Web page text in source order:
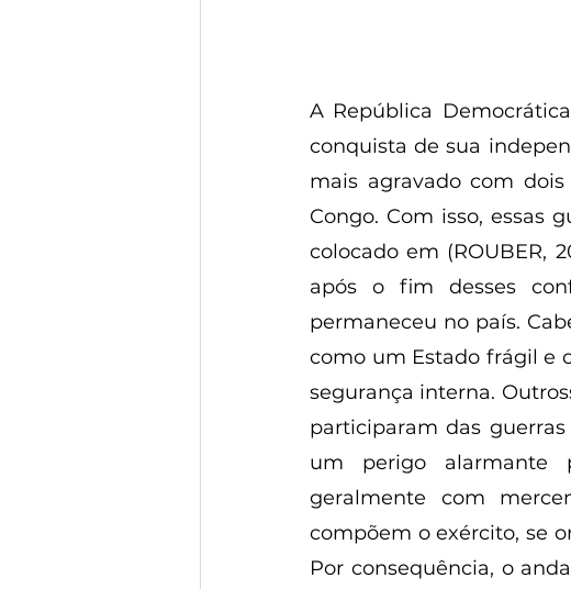
A República
conquista de sua
mais agravado com
Congo. Com isso, essas
colocado em (ROUBER,
após o fim desses
permaneceu no país.
como um Estado frágil e
segurança interna.
participaram das
um perigo alarmante
geralmente com
compõem o exército, se
Por consequência, o